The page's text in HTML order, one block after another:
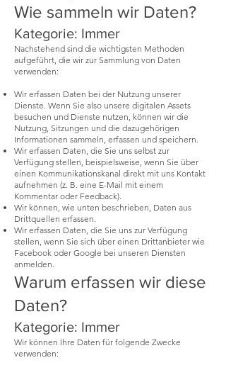
Wie sammeln wir Daten?
Kategorie: Immer
Nachstehend sind die wichtigsten Methoden
aufgeführt, die wir zur Sammlung von Daten
verwenden:
Wir erfassen Daten bei der Nutzung unserer
Dienste. Wenn Sie also unsere digitalen Assets
besuchen und Dienste nutzen, können wir die
Nutzung, Sitzungen und die dazugehörigen
Informationen sammeln, erfassen und speichern.
Wir erfassen Daten, die Sie uns selbst zur
Verfügung stellen, beispielsweise, wenn Sie über
einen Kommunikationskanal direkt mit uns Kontakt
aufnehmen (z. B. eine E-Mail mit einem
Kommentar oder Feedback).
Wir können, wie unten beschrieben, Daten aus
Drittquellen erfassen.
Wir erfassen Daten, die Sie uns zur Verfügung
stellen, wenn Sie sich über einen Drittanbieter wie
Facebook oder Google bei unseren Diensten
anmelden.
Warum erfassen wir diese
Daten?
Kategorie: Immer
Wir können Ihre Daten für folgende Zwecke
verwenden: